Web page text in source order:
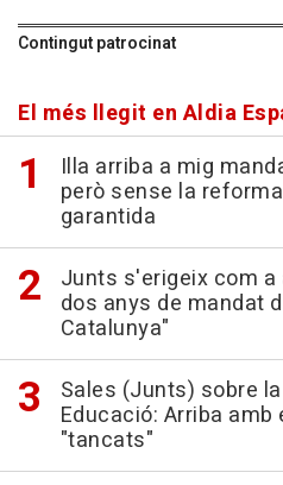
Contingut patrocinat
El més llegit en Aldia
Illa arriba a mig
però sense la
garantida
Junts s'erigeix com
dos anys de mandat
Catalunya"
Sales (Junts) sobre
Educació: Arriba
"tancats"